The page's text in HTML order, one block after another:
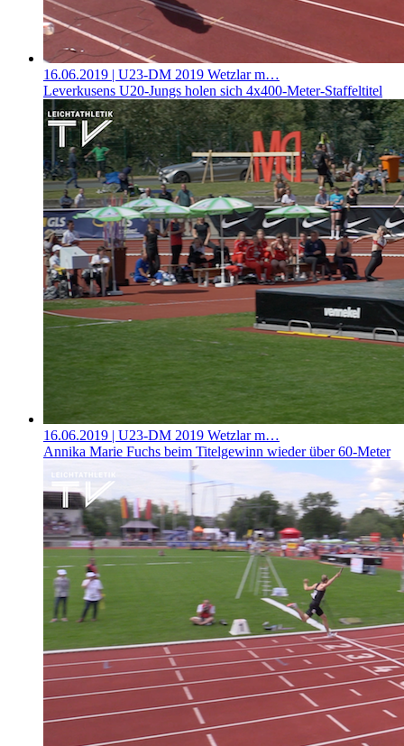
16.06.2019 | U23-DM 2019 Wetzlar m…
Leverkusens U20-Jungs holen sich 4x400-Meter-Staffeltitel
16.06.2019 | U23-DM 2019 Wetzlar m…
Annika Marie Fuchs beim Titelgewinn wieder über 60-Meter